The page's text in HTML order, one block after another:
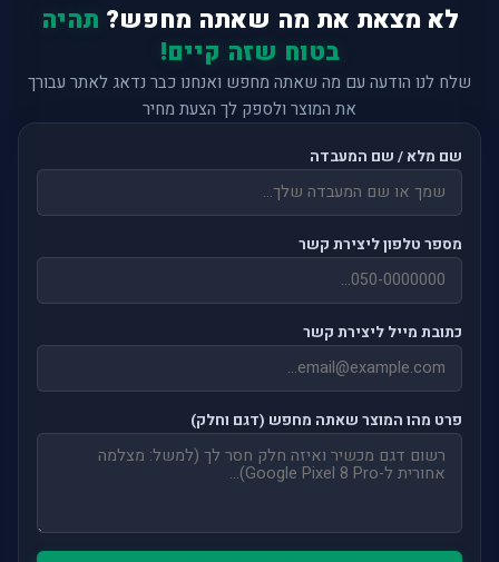
לא מצאת את מה שאתה מחפש? תהיה
בטוח שזה קיים!
שלח לנו הודעה עם מה שאתה מחפש ואנחנו כבר נדאג לאתר עבורך
את המוצר ולספק לך הצעת מחיר
שם מלא / שם המעבדה
מספר טלפון ליצירת קשר
כתובת מייל ליצירת קשר
פרט מהו המוצר שאתה מחפש (דגם וחלק)